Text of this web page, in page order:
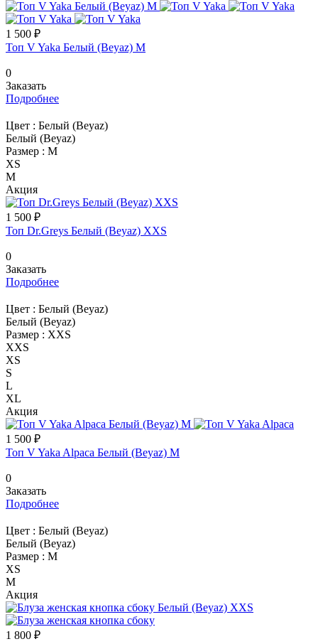
1 500 ₽
Топ V Yaka Белый (Beyaz) M
0
Заказать
Подробнее
Цвет : Белый (Beyaz)
Белый (Beyaz)
Размер : M
XS
M
Акция
1 500 ₽
Топ Dr.Greys Белый (Beyaz) XXS
0
Заказать
Подробнее
Цвет : Белый (Beyaz)
Белый (Beyaz)
Размер : XXS
XXS
XS
S
L
XL
Акция
1 500 ₽
Топ V Yaka Alpaca Белый (Beyaz) M
0
Заказать
Подробнее
Цвет : Белый (Beyaz)
Белый (Beyaz)
Размер : M
XS
M
Акция
1 800 ₽